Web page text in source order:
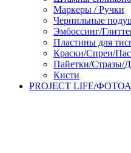
Маркеры / Ручки
Чернильные
Эмбоссинг/
Пластины для
Краски/Спреи/
Пайетки/Стразы/
Кисти
PROJECT LIFE/